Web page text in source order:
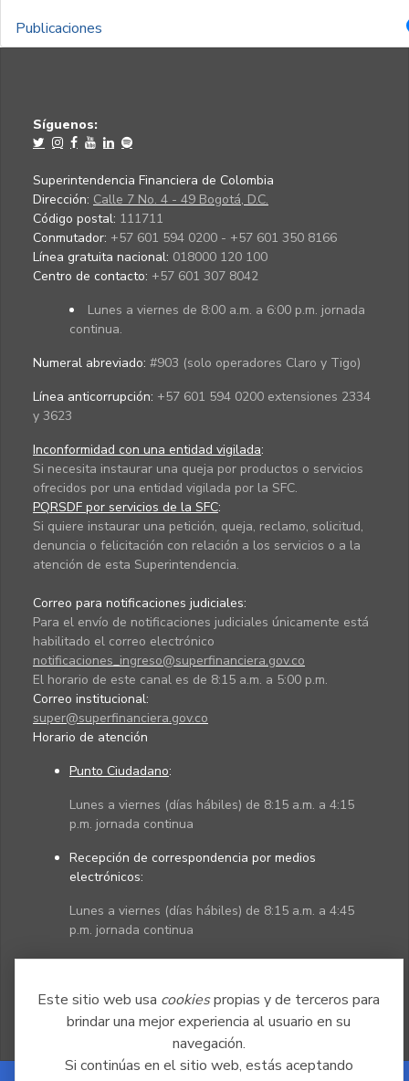
Este sitio web usa cookiespropias y de terceros para
brindar una mejor experiencia al usuario en su
navegación.
Si continúas en el sitio web, estás aceptando
Publicaciones
Síguenos:
Superintendencia Financiera de Colombia
Dirección: Calle 7 No. 4 - 49 Bogotá, D.C.
Código postal: 111711
Conmutador: +57 601 594 0200 - +57 601 350 8166
Línea gratuita nacional: 018000 120 100
Centro de contacto: +57 601 307 8042
Lunes a viernes de 8:00 a.m. a 6:00 p.m. jornada
continua.
Numeral abreviado: #903 (solo operadores Claro y Tigo)
Línea anticorrupción: +57 601 594 0200 extensiones 2334
y 3623
Inconformidad con una entidad vigilada:
Si necesita instaurar una queja por productos o servicios
ofrecidos por una entidad vigilada por la SFC.
PQRSDF por servicios de la SFC:
Si quiere instaurar una petición, queja, reclamo, solicitud,
denuncia o felicitación con relación a los servicios o a la
atención de esta Superintendencia.
Correo para notificaciones judiciales:
Para el envío de notificaciones judiciales únicamente está
habilitado el correo electrónico
notificaciones_ingreso@superfinanciera.gov.co
El horario de este canal es de 8:15 a.m. a 5:00 p.m.
Correo institucional:
super@superfinanciera.gov.co
Horario de atención
Punto Ciudadano:
Lunes a viernes (días hábiles) de 8:15 a.m. a 4:15
p.m. jornada continua
Recepción de correspondencia por medios
electrónicos:
Lunes a viernes (días hábiles) de 8:15 a.m. a 4:45
p.m. jornada continua